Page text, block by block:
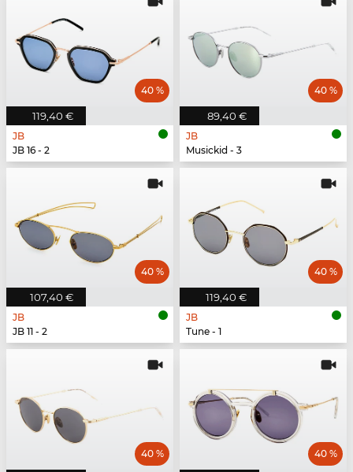
119,40 €
40 %
JB
JB 16 - 2
89,40 €
40 %
JB
Musickid - 3
107,40 €
40 %
JB
JB 11 - 2
119,40 €
40 %
JB
Tune - 1
40 % 40 %